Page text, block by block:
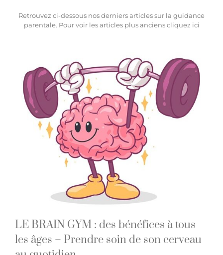
Retrouvez ci-dessous nos derniers articles sur la guidance
parentale. Pour voir les articles plus ancienscliquez ici
LE BRAIN GYM : des bénéfices à tous
les âges – Prendre soin de son cerveau